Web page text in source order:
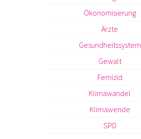
Ökonomisierung
Ärzte
Gesundheitssystem
Gewalt
Femizid
Klimawandel
Klimawende
SPD